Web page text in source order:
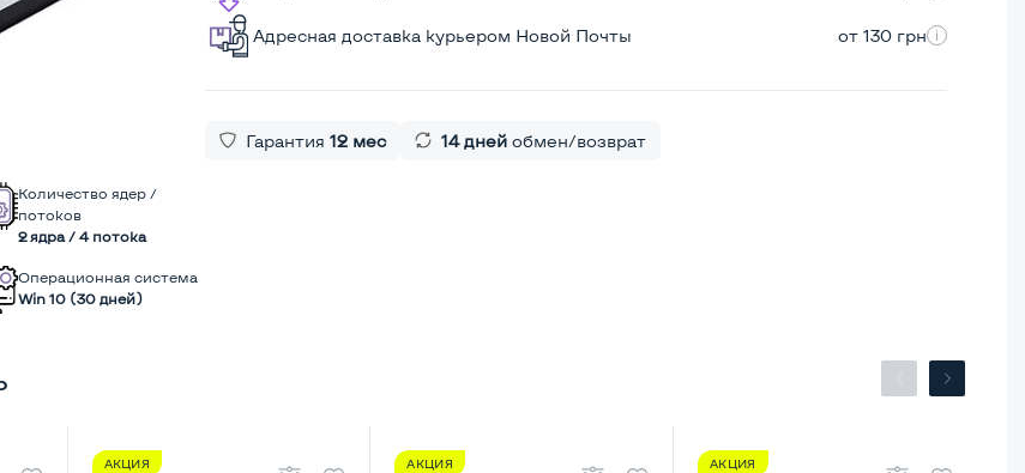
Количество ядер /
потоков
2 ядра / 4 потока
Операционная система
Win 10 (30 дней)
Адресная доставка курьером Новой Почты от 130 грн
Гарантия 12 мес 14 днейобмен/возврат
АКЦИЯ
АКЦИЯ
АКЦИЯ